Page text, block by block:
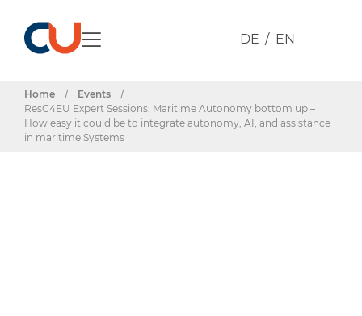
DE EN
Home / Events
/
ResC4EU Expert Sessions: Maritime Autonomy bottom up –
How easy it could be to integrate autonomy, AI, and assistance
in maritime Systems